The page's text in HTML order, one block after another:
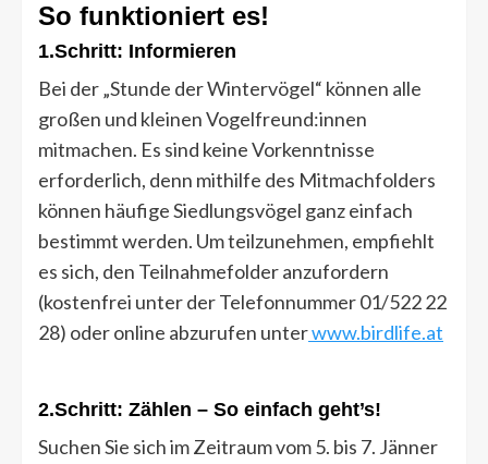
So funktioniert es!
1.Schritt: Informieren
Bei der „Stunde der Wintervögel“ können alle
großen und kleinen Vogelfreund:innen
mitmachen. Es sind keine Vorkenntnisse
erforderlich, denn mithilfe des Mitmachfolders
können häufige Siedlungsvögel ganz einfach
bestimmt werden. Um teilzunehmen, empfiehlt
es sich, den Teilnahmefolder anzufordern
(kostenfrei unter der Telefonnummer 01/522 22
28) oder online abzurufen unterwww.birdlife.at
2.Schritt: Zählen – So einfach geht’s!
Suchen Sie sich im Zeitraum vom 5. bis 7. Jänner